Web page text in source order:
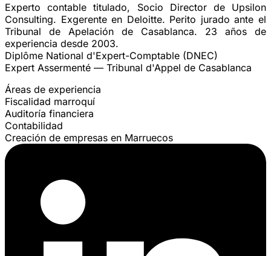
Experto contable titulado, Socio Director de Upsilon
Consulting. Exgerente en Deloitte. Perito jurado ante el
Tribunal de Apelación de Casablanca. 23 años de
experiencia desde 2003.
Diplôme National d'Expert-Comptable (DNEC)
Expert Assermenté — Tribunal d'Appel de Casablanca
Áreas de experiencia
Fiscalidad marroquí
Auditoría financiera
Contabilidad
Creación de empresas en Marruecos